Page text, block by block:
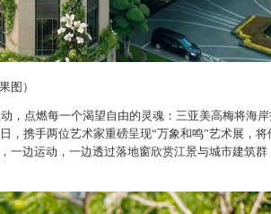
图）
， 点燃每一个渴望自由的灵魂：三亚美高梅将海岸
携手两位艺术家重磅呈现“万象和鸣”艺术展，
边运动，一边透过落地窗欣赏江景与城市建筑